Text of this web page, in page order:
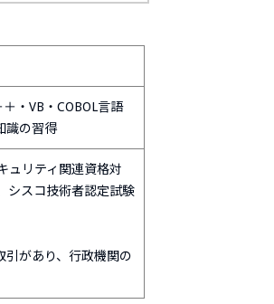
・VB・COBOL言語
識の習得
ュリティ関連資格対
シスコ技術者認定試験
引があり、行政機関の